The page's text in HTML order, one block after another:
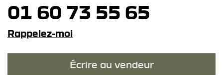
01 60 73 55 65
Rappelez-moi
Écrire au vendeur